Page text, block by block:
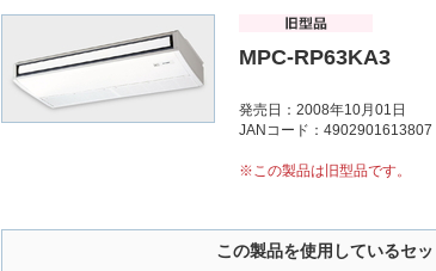
MPC-RP63KA3
発売日：2008年10月01日
JANコード：4902901613807
※この製品は旧型品です。
この製品を使用しているセッ